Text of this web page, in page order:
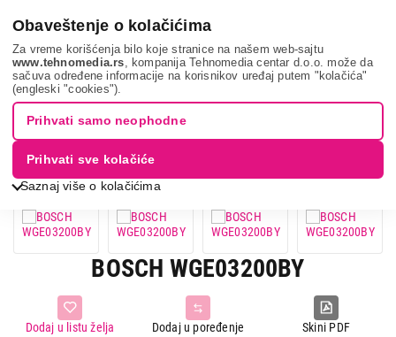
Obaveštenje o kolačićima
Za vreme korišćenja bilo koje stranice na našem web-sajtu
www.tehnomedia.rs , kompanija Tehnomedia centar d.o.o. može da
sačuva određene informacije na korisnikov uređaj putem "kolačića"
(engleski "cookies").
Saznaj više o kolačićima
Prihvati samo neophodne
Prihvati sve kolačiće
Bela tehnika Veš mašine Mašine za pranje veša
Bosch
wge03200b...
BOSCH WGE03200BY
Skini PDF
Dodaj u poređenje
Dodaj u listu želja